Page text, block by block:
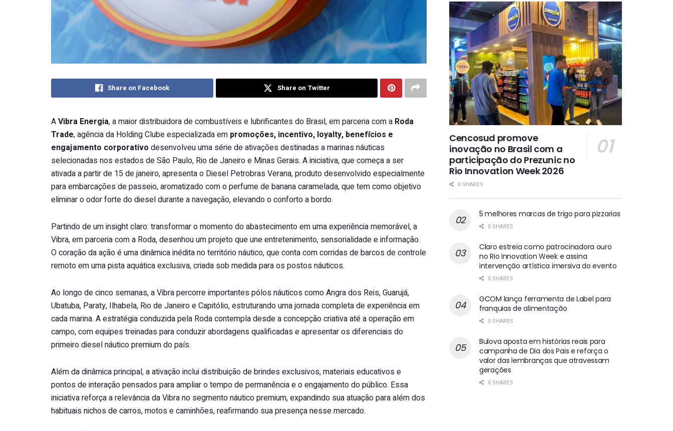
Share on Facebook Share on Twitter
AVibra Energia, a maior distribuidora de combustíveis e lubrificantes do Brasil, em parceria com a Roda
Trade, agência da Holding Clube especializada em promoções, incentivo, loyalty, benefícios e
engajamento corporativo desenvolveu uma série de ativações destinadas a marinas náuticas
selecionadas nos estados de São Paulo, Rio de Janeiro e Minas Gerais. A iniciativa, que começa a ser
ativada a partir de 15 de janeiro, apresenta o Diesel Petrobras Verana, produto desenvolvido especialmente
para embarcações de passeio, aromatizado com o perfume de banana caramelada, que tem como objetivo
eliminar o odor forte do diesel durante a navegação, elevando o conforto a bordo.
Partindo de um insight claro: transformar o momento do abastecimento em uma experiência memorável, a
Vibra, em parceria com a Roda, desenhou um projeto que une entretenimento, sensorialidade e informação.
O coração da ação é uma dinâmica inédita no território náutico, que conta com corridas de barcos de controle
remoto em uma pista aquática exclusiva, criada sob medida para os postos náuticos.
Ao longo de cinco semanas, a Vibra percorre importantes pólos náuticos como Angra dos Reis, Guarujá,
Ubatuba, Paraty, Ilhabela, Rio de Janeiro e Capitólio, estruturando uma jornada completa de experiência em
cada marina. A estratégia conduzida pela Roda contempla desde a concepção criativa até a operação em
campo, com equipes treinadas para conduzir abordagens qualificadas e apresentar os diferenciais do
primeiro diesel náutico premium do país.
Além da dinâmica principal, a ativação inclui distribuição de brindes exclusivos, materiais educativos e
pontos de interação pensados para ampliar o tempo de permanência e o engajamento do público. Essa
iniciativa reforça a relevância da Vibra no segmento náutico premium, expandindo sua atuação para além dos
habituais nichos de carros, motos e caminhões, reafirmando sua presença nesse mercado.
Cencosud promove
inovação no Brasil com a
participação do Prezunic no
Rio Innovation Week 2026
0 SHARES
5 melhores marcas de trigo para pizzarias
0 SHARES
Claro estreia como patrocinadora ouro
no Rio Innovation Week e assina
intervenção artística imersiva do evento
0 SHARES
GCOM lança ferramenta de Label para
franquias de alimentação
0 SHARES
Bulova aposta em histórias reais para
campanha de Dia dos Pais e reforça o
valor das lembranças que atravessam
gerações
0 SHARES